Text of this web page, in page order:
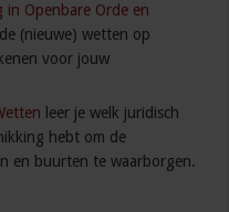
in Openbare Orde en
(nieuwe) wetten op
voor jouw
leer je welk juridisch
hebt om de
en buurten te waarborgen.